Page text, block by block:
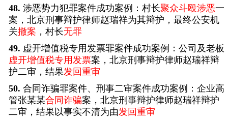
48. 涉恶势力犯罪案件成功案例：村长聚众斗殴涉恶一
案，北京刑事辩护律师赵瑞祥为其辩护，最终公安机
关撤案 ，村长无罪
49. 虚开增值税专用发票罪案件成功案例：公司及老板
虚开增值税专用发票案，北京刑事辩护律师赵瑞祥辩
护二审，结果发回重审
50. 合同诈骗罪案件、刑事二审案件成功案例：企业高
管张某某合同诈骗案，北京刑事辩护律师赵瑞祥辩护
二审，结果以事实不清为由发回重审